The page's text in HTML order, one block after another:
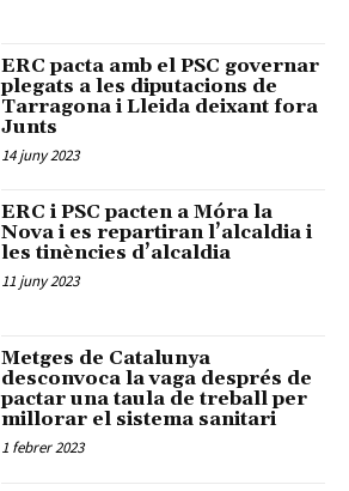
ERC pacta amb el PSC governar
plegats a les diputacions de
Tarragona i Lleida deixant fora
Junts
14 juny 2023
ERC i PSC pacten a Móra la
Nova i es repartiran l’alcaldia i
les tinències d’alcaldia
11 juny 2023
Metges de Catalunya
desconvoca la vaga després de
pactar una taula de treball per
millorar el sistema sanitari
1 febrer 2023